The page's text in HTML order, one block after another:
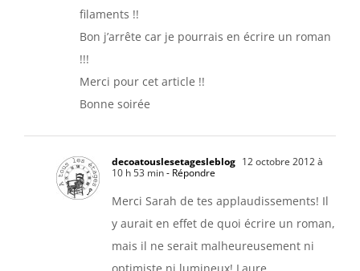
filaments !!
Bon j’arrête car je pourrais en écrire un roman
!!!
Merci pour cet article !!
Bonne soirée
decoatouslesetagesleblog 12 octobre 2012 à
10 h 53 min- Répondre
Merci Sarah de tes applaudissements! Il
y aurait en effet de quoi écrire un roman,
mais il ne serait malheureusement ni